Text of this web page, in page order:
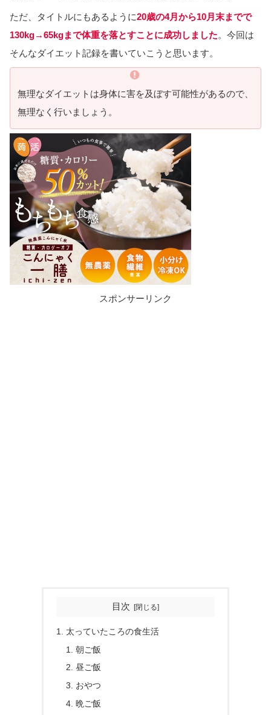
ただ、タイトルにもあるように20歳の4月から10月末までで
130kg→65kgまで体重を落とすことに成功しました。今回は
そんなダイエット記録を書いていこうと思います。
無理なダイエットは身体に害を及ぼす可能性があるので、
無理なく行いましょう。
スポンサーリンク
目次
太っていたころの食生活
朝ご飯
昼ご飯
おやつ
晩ご飯